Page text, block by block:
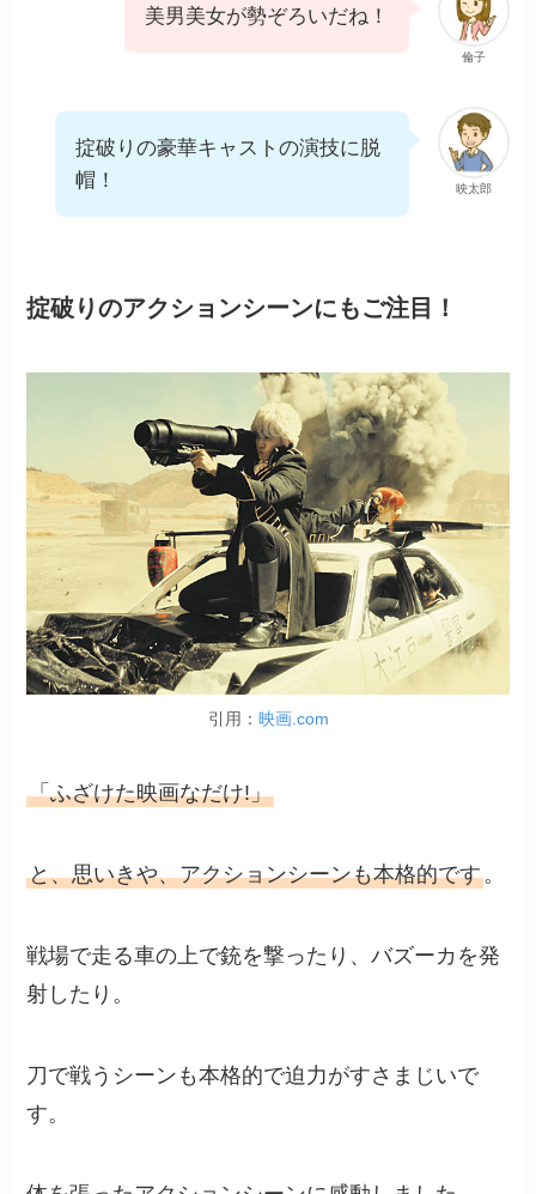
倫子
美男美女が勢ぞろいだね！
映太郎
掟破りの豪華キャストの演技に脱
帽！
掟破りのアクションシーンにもご注目！
引用： 映画.com
「ふざけた映画なだけ!」
と、思いきや、アクションシーンも本格的です。
戦場で走る車の上で銃を撃ったり、バズーカを発
射したり。
刀で戦うシーンも本格的で迫力がすさまじいで
す。